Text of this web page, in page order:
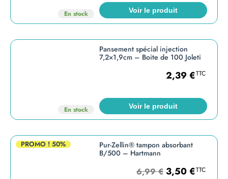
En stock Voir le produit
En stock
Pansement spécial injection
7,2×1,9cm – Boite de 100 Joleti
2,39€TTC
Voir le produit
PROMO ! 50%
Pur-Zellin® tampon absorbant
B/500 – Hartmann
6,99€ 3,50€TTC